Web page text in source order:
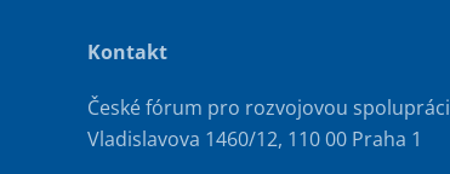
Kontakt
České fórum pro rozvojovou spolupráci
Vladislavova 1460/12, 110 00 Praha 1